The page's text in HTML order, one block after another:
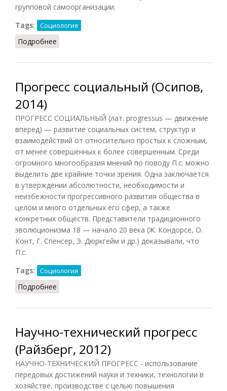
групповой самоорганизации.
Tags:
Социология
Подробнее
Прогресс социальный (Осипов,
2014)
ПРОГРЕСС СОЦИАЛЬНЫЙ (лат. progressus — движение
вперед) — развитие социальных систем, структур и
взаимодействий от относительно простых к сложным,
от менее совершенных к более совершенным. Среди
огромного многообразия мнений по поводу П.с. можно
выделить две крайние точки зрения. Одна заключается
в утверждении абсолютности, необходимости и
неизбежности прогрессивного развития общества в
целом и много отдельных его сфер, а также
конкретных обществ. Представители традиционного
эволюционизма 18 — начало 20 века (Ж. Кондорсе, О.
Конт, Г. Спенсер, Э. Дюркгейм и др.) доказывали, что
П.с.
Tags:
Социология
Подробнее
Научно-технический прогресс
(Райзберг, 2012)
НАУЧНО-ТЕХНИЧЕСКИЙ ПРОГРЕСС - использование
передовых достижений науки и техники, технологии в
хозяйстве, производстве с целью повышения